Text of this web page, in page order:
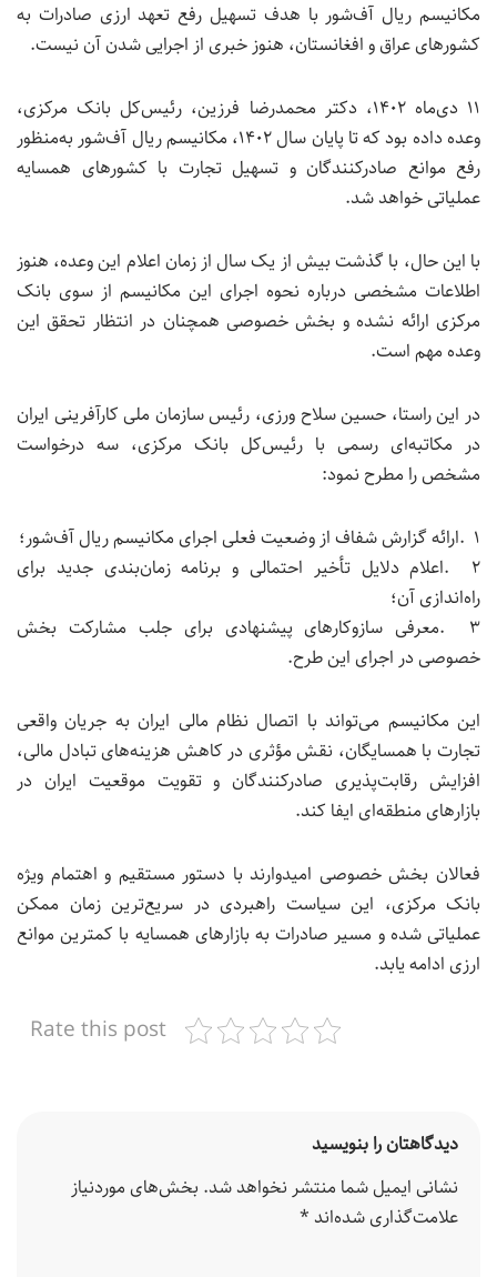
مکانیسم ریال آف‌شور با هدف تسهیل رفع تعهد ارزی صادرات به
کشورهای عراق و افغانستان، هنوز خبری از اجرایی شدن آن نیست.
۱۱ دی‌ماه ۱۴۰۲، دکتر محمدرضا فرزین، رئیس‌کل بانک مرکزی،
وعده داده بود که تا پایان سال ۱۴۰۲، مکانیسم ریال آف‌شور به‌منظور
رفع موانع صادرکنندگان و تسهیل تجارت با کشورهای همسایه
عملیاتی خواهد شد.
با این حال، با گذشت بیش از یک سال از زمان اعلام این وعده، هنوز
اطلاعات مشخصی درباره نحوه اجرای این مکانیسم از سوی بانک
مرکزی ارائه نشده و بخش خصوصی همچنان در انتظار تحقق این
وعده مهم است.
در این راستا، حسین سلاح ورزی، رئیس سازمان ملی کارآفرینی ایران
در مکاتبه‌ای رسمی با رئیس‌کل بانک مرکزی، سه درخواست
مشخص را مطرح نمود:
۱ .ارائه گزارش شفاف از وضعیت فعلی اجرای مکانیسم ریال آف‌شور؛
۲
.اعلام دلایل تأخیر احتمالی و برنامه زمان‌بندی جدید برای
راه‌اندازی آن؛
۳
.معرفی سازوکارهای پیشنهادی برای جلب مشارکت بخش
خصوصی در اجرای این طرح.
این مکانیسم می‌تواند با اتصال نظام مالی ایران به جریان واقعی
تجارت با همسایگان، نقش مؤثری در کاهش هزینه‌های تبادل مالی،
افزایش رقابت‌پذیری صادرکنندگان و تقویت موقعیت ایران در
بازارهای منطقه‌ای ایفا کند.
فعالان بخش خصوصی امیدوارند با دستور مستقیم و اهتمام ویژه
بانک مرکزی، این سیاست راهبردی در سریع‌ترین زمان ممکن
عملیاتی شده و مسیر صادرات به بازارهای همسایه با کمترین موانع
ارزی ادامه یابد.
Rate this post
دیدگاهتان را بنویسید
نشانی ایمیل شما منتشر نخواهد شد. بخش‌های موردنیاز
علامت‌گذاری شده‌اند *